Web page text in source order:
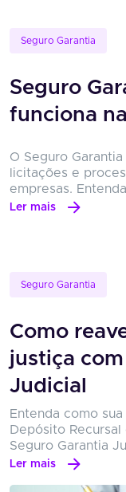
Seguro Garantia
Seguro
funciona
O Seguro
licitações e
empresas.
Ler mais
Seguro Garantia
Como
justiça
Judicial
Entenda como
Depósito
Seguro Garantia
Ler mais